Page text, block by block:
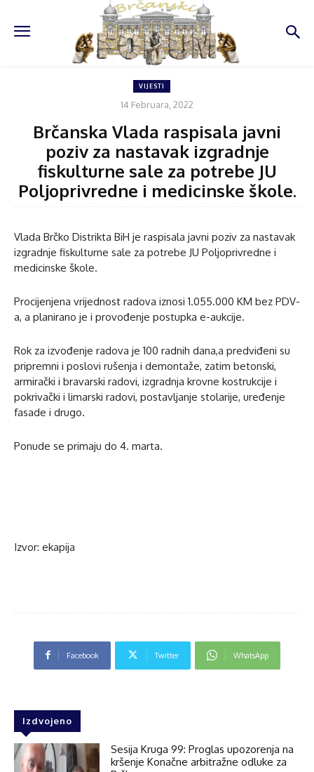
VIJESTI
14 Februara, 2022
Brčanska Vlada raspisala javni
poziv za nastavak izgradnje
fiskulturne sale za potrebe JU
Poljoprivredne i medicinske škole.
Vlada Brčko Distrikta BiH je raspisala javni poziv za nastavak
izgradnje fiskulturne sale za potrebe JU Poljoprivredne i
medicinske škole.
Procijenjena vrijednost radova iznosi 1.055.000 KM bez PDV-
a, a planirano je i provođenje postupka e-aukcije.
Rok za izvođenje radova je 100 radnih dana,a predviđeni su
pripremni i poslovi rušenja i demontaže, zatim betonski,
armirački i bravarski radovi, izgradnja krovne kostrukcije i
pokrivački i limarski radovi, postavljanje stolarije, uređenje
fasade i drugo.
Ponude se primaju do 4. marta.
Izvor: ekapija
Facebook Twitter WhatsApp
Izdvojeno
Sesija Kruga 99: Proglas upozorenja na
kršenje Konačne arbitražne odluke za